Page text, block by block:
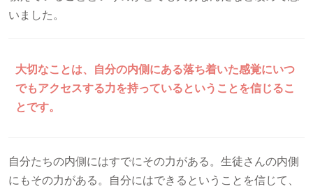
いました。
大切なことは、自分の内側にある落ち着いた感覚にいつ
でもアクセスする力を持っているということを信じるこ
とです。
自分たちの内側にはすでにその力がある。生徒さんの内側
にもその力がある。自分にはできるということを信じて、